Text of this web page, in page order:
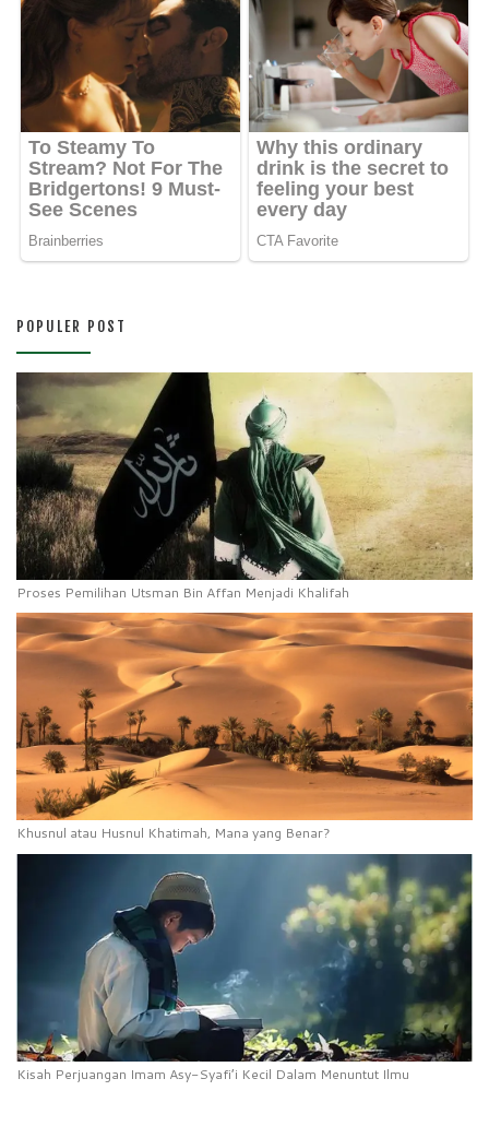
POPULER POST
Proses Pemilihan Utsman Bin Affan Menjadi Khalifah
Khusnul atau Husnul Khatimah, Mana yang Benar?
Kisah Perjuangan Imam Asy-Syafi’i Kecil Dalam Menuntut Ilmu